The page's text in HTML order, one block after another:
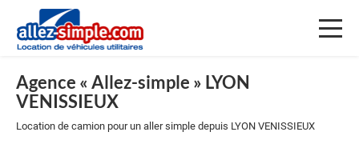
Agence « Allez-simple » LYON
VENISSIEUX
Location de camion pour un aller simple depuis LYON VENISSIEUX